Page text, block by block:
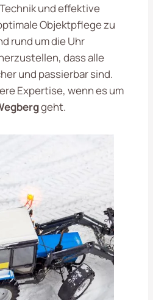
und effektive
Objektpflege zu
rund um die Uhr
dass alle
und passierbar sind.
Expertise, wenn es um
geht.